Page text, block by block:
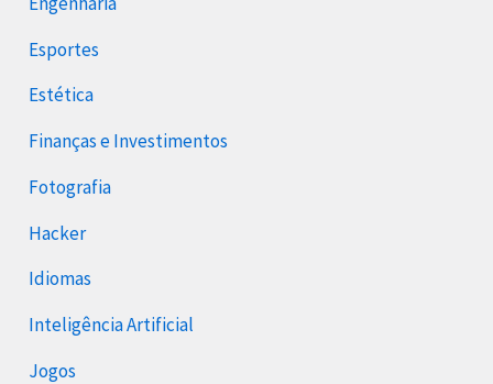
Esportes
Estética
Finanças e Investimentos
Fotografia
Hacker
Idiomas
Inteligência Artificial
Jogos